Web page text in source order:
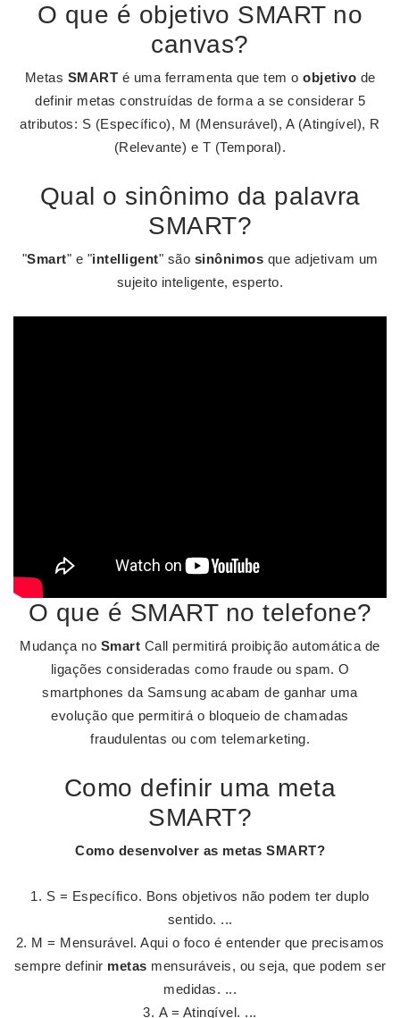
O que é objetivo SMART no
canvas?
Metas SMART é uma ferramenta que tem o objetivo de
definir metas construídas de forma a se considerar 5
atributos: S (Específico), M (Mensurável), A (Atingível), R
(Relevante) e T (Temporal).
Qual o sinônimo da palavra
SMART?
"Smart" e "intelligent" são sinônimos que adjetivam um
sujeito inteligente, esperto.
O que é SMART no telefone?
Mudança no Smart Call permitirá proibição automática de
ligações consideradas como fraude ou spam. O
smartphones da Samsung acabam de ganhar uma
evolução que permitirá o bloqueio de chamadas
fraudulentas ou com telemarketing.
Como definir uma meta
SMART?
Como desenvolver as metas SMART?
S = Específico. Bons objetivos não podem ter duplo
sentido. ...
M = Mensurável. Aqui o foco é entender que precisamos
sempre definir metas mensuráveis, ou seja, que podem ser
medidas. ...
A = Atingível. ...